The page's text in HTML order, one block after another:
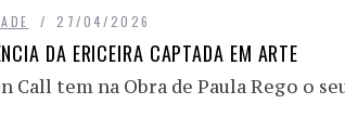
27/04/2026
DA ERICEIRA CAPTADA EM ARTE
Call tem na Obra de Paula Rego o